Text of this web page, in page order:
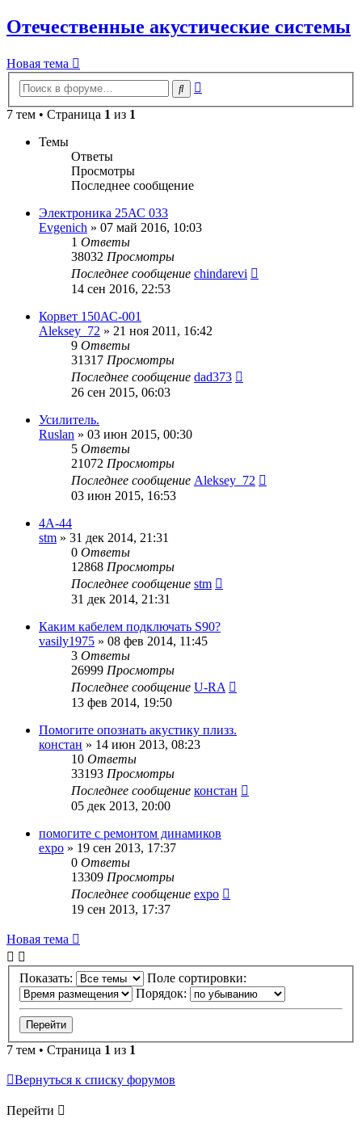
Отечественные акустические системы
Новая тема
Поиск
7 тем • Страница 1 из 1
Темы
Ответы
Просмотры
Последнее сообщение
Электроника 25АС 033
Evgenich » 07 май 2016, 10:03
1 Ответы
38032 Просмотры
Последнее сообщение chindarevi
14 сен 2016, 22:53
Корвет 150АС-001
Aleksey_72 » 21 ноя 2011, 16:42
9 Ответы
31317 Просмотры
Последнее сообщение dad373
26 сен 2015, 06:03
Усилитель.
Ruslan » 03 июн 2015, 00:30
5 Ответы
21072 Просмотры
Последнее сообщение Aleksey_72
03 июн 2015, 16:53
4А-44
stm » 31 дек 2014, 21:31
0 Ответы
12868 Просмотры
Последнее сообщение stm
31 дек 2014, 21:31
Каким кабелем подключать S90?
vasily1975 » 08 фев 2014, 11:45
3 Ответы
26999 Просмотры
Последнее сообщение U-RA
13 фев 2014, 19:50
Помогите опознать акустику плизз.
констан » 14 июн 2013, 08:23
10 Ответы
33193 Просмотры
Последнее сообщение констан
05 дек 2013, 20:00
помогите с ремонтом динамиков
expo » 19 сен 2013, 17:37
0 Ответы
13309 Просмотры
Последнее сообщение expo
19 сен 2013, 17:37
Новая тема
Показать:
Поле сортировки:
Порядок:
7 тем • Страница 1 из 1
Вернуться к списку форумов
Перейти